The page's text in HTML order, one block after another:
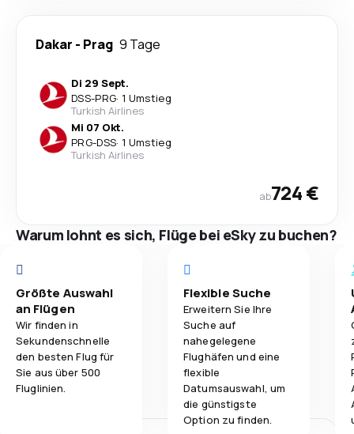
Dakar - Prag 9 Tage
Di 29 Sept.
DSS-PRG· 1 Umstieg
Turkish Airlines
Mi 07 Okt.
PRG-DSS· 1 Umstieg
Turkish Airlines
ab724 €
Warum lohnt es sich, Flüge bei eSky zu buchen?
Größte Auswahl
an Flügen
Wir finden in
Sekundenschnelle
den besten Flug für
Sie aus über 500
Fluglinien.
Flexible Suche
Erweitern Sie Ihre
Suche auf
nahegelegene
Flughäfen und eine
flexible
Datumsauswahl, um
die günstigste
Option zu finden.